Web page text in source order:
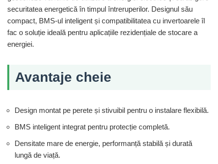
securitatea energetică în timpul întreruperilor. Designul său
compact, BMS-ul inteligent și compatibilitatea cu invertoarele îl
fac o soluție ideală pentru aplicațiile rezidențiale de stocare a
energiei.
Avantaje cheie
Design montat pe perete și stivuibil pentru o instalare flexibilă.
BMS inteligent integrat pentru protecție completă.
Densitate mare de energie, performanță stabilă și durată
lungă de viață.